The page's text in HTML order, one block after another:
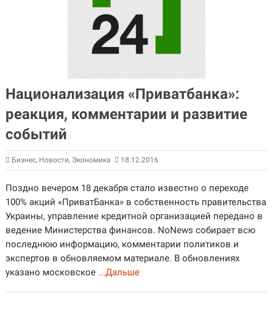
Национализация «Приватбанка»:
реакция, комментарии и развитие
событий
Бизнес, Новости, Экономика 18.12.2016
Поздно вечером 18 декабря стало известно о переходе
100% акций «ПриватБанка» в собственность правительства
Украины, управление кредитной организацией передано в
ведение Министерства финансов. NoNews собирает всю
последнюю информацию, комментарии политиков и
экспертов в обновляемом материале. В обновлениях
указано московское ...Дальше